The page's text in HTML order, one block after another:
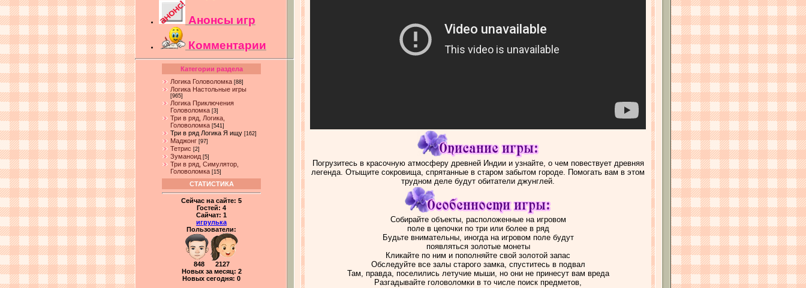
Анонсы игр
Комментарии
Категории раздела
Логика Головоломка [88]
Логика Настольные игры
[965]
Логика Приключения
Головоломка [3]
Три в ряд, Логика,
Головоломка [541]
Три в ряд Логика Я ищу [162]
Маджонг [97]
Тетрис [2]
Зуманоид [5]
Три в ряд, Симулятор,
Головоломка [15]
СТАТИСТИКА
Сейчас на сайте: 5
Гостей: 4
Сайчат: 1
игрулька
Пользователи:
848 2127
Новых за месяц: 2
Новых сегодня: 0
Погрузитесь в красочную атмосферу древней Индии и узнайте, о чем повествует древняя
легенда. Отыщите сокровища, спрятанные в старом забытом городе. Помогать вам в этом
трудном деле будут обитатели джунглей.
Собирайте объекты, расположенные на игровом
поле в цепочки по три или более в ряд
Будьте внимательны, иногда на игровом поле будут
появляться золотые монеты
Кликайте по ним и пополняйте свой золотой запас
Обследуйте все залы старого замка, спуститесь в подвал
Там, правда, поселились летучие мыши, но они не принесут вам вреда
Разгадывайте головоломки в то числе поиск предметов,